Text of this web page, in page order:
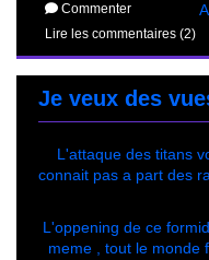
Commenter
Lire les commentaires (2)
Je veux des
L'attaque des titans
connait pas a part des
L'oppening de ce
meme , tout le monde